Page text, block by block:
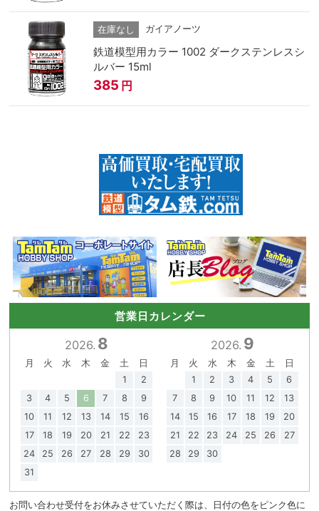
在庫なし ガイアノーツ
鉄道模型用カラー 1002 ダークステンレスシ
ルバー 15ml
385 円
営業日カレンダー
2026. 8
月 火 水 木 金 土
日
1
2
3
4 5 6 7 8
9
10
11 12 13 14 15
16
17
18 19 20 21 22
23
24
25 26 27 28 29
30
31
2026. 9
月 火 水 木 金 土
日
1
2 3 4 5
6
7
8 9 10 11 12
13
14
15 16 17 18 19
20
21
22 23 24 25 26
27
28
29 30
お問い合わせ受付をお休みさせていただく際は、日付の色をピンク色に